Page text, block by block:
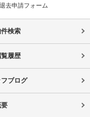
退去申請フォーム
検索
履歴
ブログ